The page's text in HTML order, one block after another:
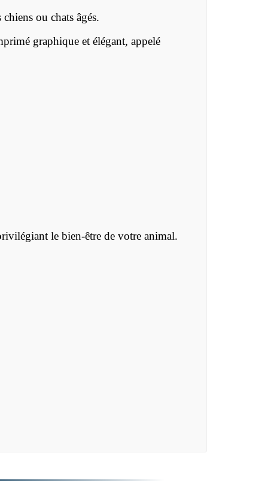
ou chats âgés.
graphique et élégant, appelé
le bien-être de votre animal.